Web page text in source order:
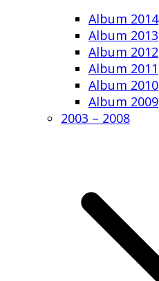
Album 2014
Album 2013
Album 2012
Album 2011
Album 2010
Album 2009
2003 – 2008